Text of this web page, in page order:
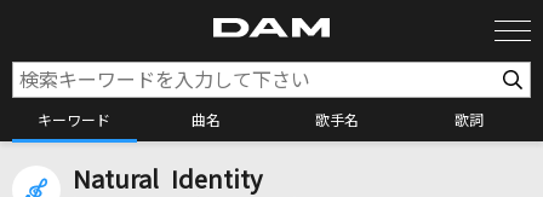
キーワード 曲名 歌手名 歌詞
カラオケ検索
Natural Identity